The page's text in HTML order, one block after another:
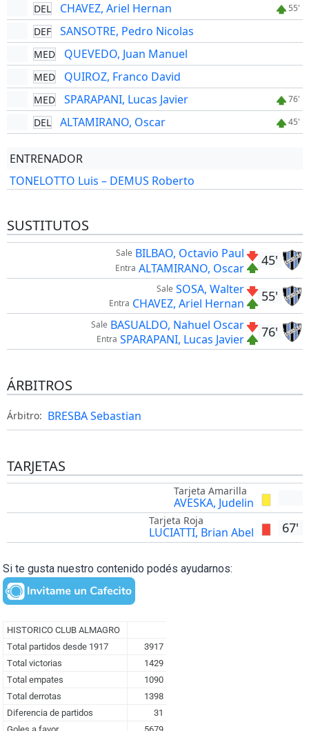
DEL CHAVEZ, Ariel Hernan 55'
DEF SANSOTRE, Pedro Nicolas
MED QUEVEDO, Juan Manuel
MED QUIROZ, Franco David
MED SPARAPANI, Lucas Javier 76'
DEL ALTAMIRANO, Oscar 45'
ENTRENADOR
TONELOTTO Luis – DEMUS Roberto
SUSTITUTOS
45'
Sale BILBAO, Octavio Paul
Entra ALTAMIRANO, Oscar
55'
Sale SOSA, Walter
Entra CHAVEZ, Ariel Hernan
76'
Sale BASUALDO, Nahuel Oscar
Entra SPARAPANI, Lucas Javier
ÁRBITROS
Árbitro: BRESBA Sebastian
TARJETAS
Tarjeta Amarilla
AVESKA, Judelin
67'
Tarjeta Roja
LUCIATTI, Brian Abel
Si te gusta nuestro contenido podés ayudarnos: